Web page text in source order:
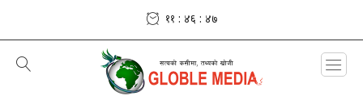
११ : ४६ : ४८